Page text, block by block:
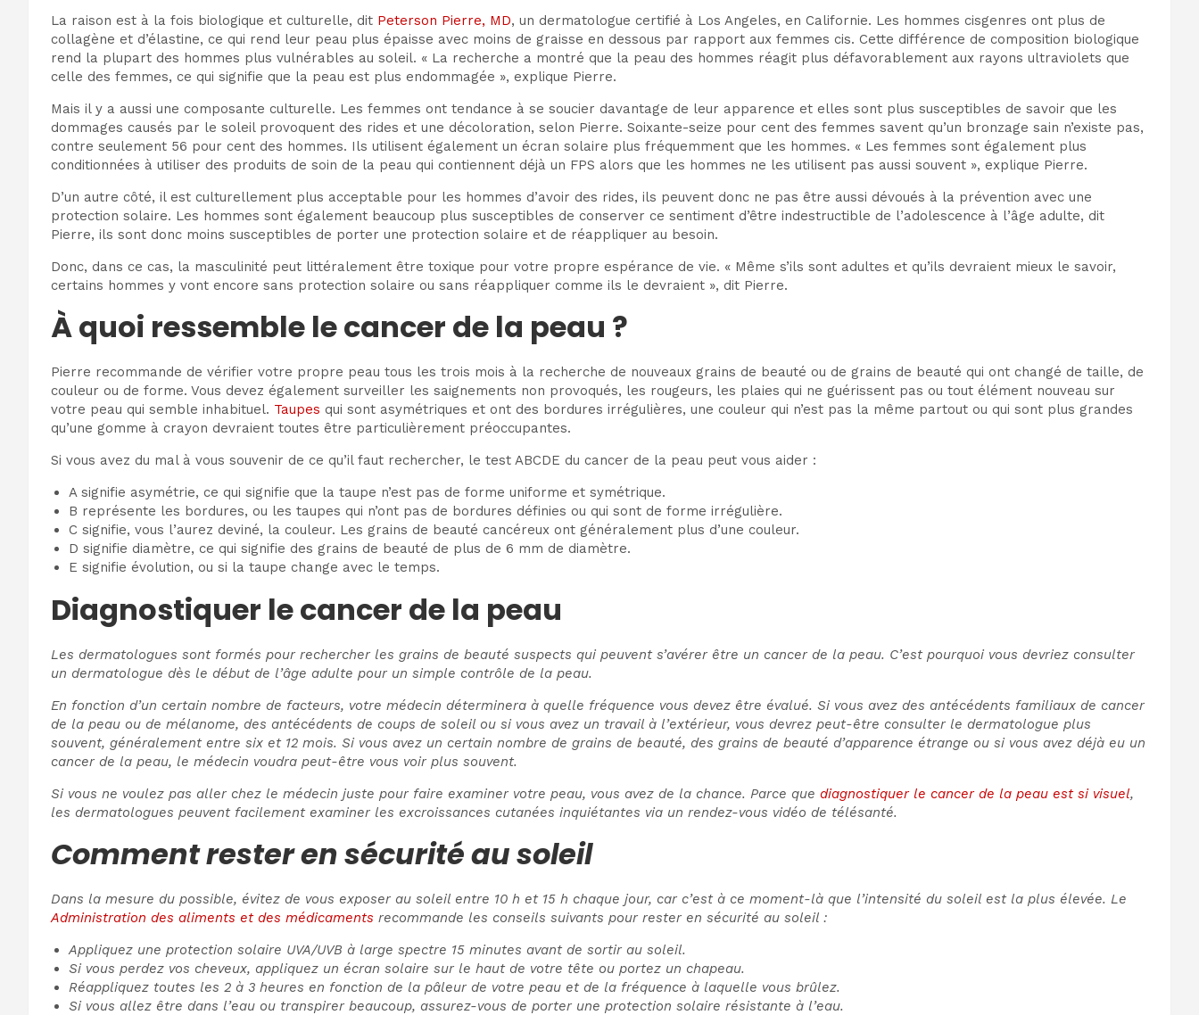
La raison est à la fois biologique et culturelle, dit Peterson Pierre, MD, un dermatologue certifié à Los Angeles, en Californie. Les hommes cisgenres ont plus de
collagène et d’élastine, ce qui rend leur peau plus épaisse avec moins de graisse en dessous par rapport aux femmes cis. Cette différence de composition biologique
rend la plupart des hommes plus vulnérables au soleil. « La recherche a montré que la peau des hommes réagit plus défavorablement aux rayons ultraviolets que
celle des femmes, ce qui signifie que la peau est plus endommagée », explique Pierre.
Mais il y a aussi une composante culturelle. Les femmes ont tendance à se soucier davantage de leur apparence et elles sont plus susceptibles de savoir que les
dommages causés par le soleil provoquent des rides et une décoloration, selon Pierre. Soixante-seize pour cent des femmes savent qu’un bronzage sain n’existe pas,
contre seulement 56 pour cent des hommes. Ils utilisent également un écran solaire plus fréquemment que les hommes. « Les femmes sont également plus
conditionnées à utiliser des produits de soin de la peau qui contiennent déjà un FPS alors que les hommes ne les utilisent pas aussi souvent », explique Pierre.
D’un autre côté, il est culturellement plus acceptable pour les hommes d’avoir des rides, ils peuvent donc ne pas être aussi dévoués à la prévention avec une
protection solaire. Les hommes sont également beaucoup plus susceptibles de conserver ce sentiment d’être indestructible de l’adolescence à l’âge adulte, dit
Pierre, ils sont donc moins susceptibles de porter une protection solaire et de réappliquer au besoin.
Donc, dans ce cas, la masculinité peut littéralement être toxique pour votre propre espérance de vie. « Même s’ils sont adultes et qu’ils devraient mieux le savoir,
certains hommes y vont encore sans protection solaire ou sans réappliquer comme ils le devraient », dit Pierre.
À quoi ressemble le cancer de la peau ?
Pierre recommande de vérifier votre propre peau tous les trois mois à la recherche de nouveaux grains de beauté ou de grains de beauté qui ont changé de taille, de
couleur ou de forme. Vous devez également surveiller les saignements non provoqués, les rougeurs, les plaies qui ne guérissent pas ou tout élément nouveau sur
votre peau qui semble inhabituel. Taupes qui sont asymétriques et ont des bordures irrégulières, une couleur qui n’est pas la même partout ou qui sont plus grandes
qu’une gomme à crayon devraient toutes être particulièrement préoccupantes.
Si vous avez du mal à vous souvenir de ce qu’il faut rechercher, le test ABCDE du cancer de la peau peut vous aider :
A signifie asymétrie, ce qui signifie que la taupe n’est pas de forme uniforme et symétrique.
B représente les bordures, ou les taupes qui n’ont pas de bordures définies ou qui sont de forme irrégulière.
C signifie, vous l’aurez deviné, la couleur. Les grains de beauté cancéreux ont généralement plus d’une couleur.
D signifie diamètre, ce qui signifie des grains de beauté de plus de 6 mm de diamètre.
E signifie évolution, ou si la taupe change avec le temps.
Diagnostiquer le cancer de la peau
Les dermatologues sont formés pour rechercher les grains de beauté suspects qui peuvent s’avérer être un cancer de la peau. C’est pourquoi vous devriez consulter
un dermatologue dès le début de l’âge adulte pour un simple contrôle de la peau.
En fonction d’un certain nombre de facteurs, votre médecin déterminera à quelle fréquence vous devez être évalué. Si vous avez des antécédents familiaux de cancer
de la peau ou de mélanome, des antécédents de coups de soleil ou si vous avez un travail à l’extérieur, vous devrez peut-être consulter le dermatologue plus
souvent, généralement entre six et 12 mois. Si vous avez un certain nombre de grains de beauté, des grains de beauté d’apparence étrange ou si vous avez déjà eu un
cancer de la peau, le médecin voudra peut-être vous voir plus souvent.
Si vous ne voulez pas aller chez le médecin juste pour faire examiner votre peau, vous avez de la chance. Parce que diagnostiquer le cancer de la peau est si visuel,
les dermatologues peuvent facilement examiner les excroissances cutanées inquiétantes via un rendez-vous vidéo de télésanté.
Comment rester en sécurité au soleil
Dans la mesure du possible, évitez de vous exposer au soleil entre 10 h et 15 h chaque jour, car c’est à ce moment-là que l’intensité du soleil est la plus élevée. Le
Administration des aliments et des médicaments recommande les conseils suivants pour rester en sécurité au soleil :
Appliquez une protection solaire UVA/UVB à large spectre 15 minutes avant de sortir au soleil.
Si vous perdez vos cheveux, appliquez un écran solaire sur le haut de votre tête ou portez un chapeau.
Réappliquez toutes les 2 à 3 heures en fonction de la pâleur de votre peau et de la fréquence à laquelle vous brûlez.
Si vous allez être dans l’eau ou transpirer beaucoup, assurez-vous de porter une protection solaire résistante à l’eau.